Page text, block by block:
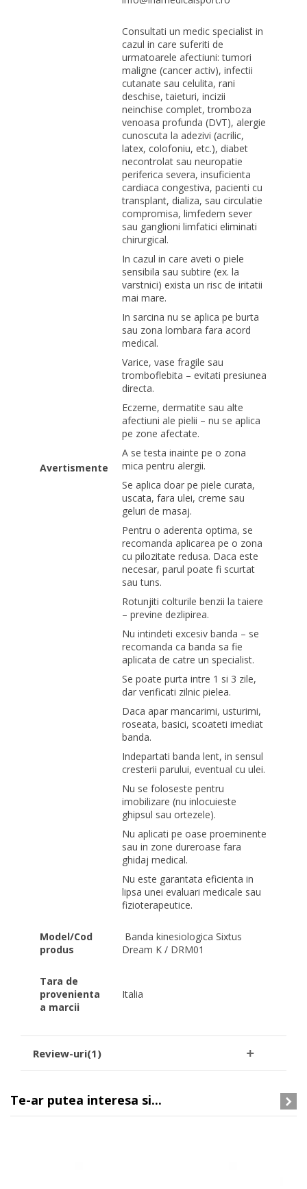
Avertismente
Consultati un medic specialist in
cazul in care suferiti de
urmatoarele afectiuni: tumori
maligne (cancer activ), infectii
cutanate sau celulita, rani
deschise, taieturi, incizii
neinchise complet, tromboza
venoasa profunda (DVT), alergie
cunoscuta la adezivi (acrilic,
latex, colofoniu, etc.), diabet
necontrolat sau neuropatie
periferica severa, insuficienta
cardiaca congestiva, pacienti cu
transplant, dializa, sau circulatie
compromisa, limfedem sever
sau ganglioni limfatici eliminati
chirurgical.
In cazul in care aveti o piele
sensibila sau subtire (ex. la
varstnici) exista un risc de iritatii
mai mare.
In sarcina nu se aplica pe burta
sau zona lombara fara acord
medical.
Varice, vase fragile sau
tromboflebita – evitati presiunea
directa.
Eczeme, dermatite sau alte
afectiuni ale pielii – nu se aplica
pe zone afectate.
A se testa inainte pe o zona
mica pentru alergii.
Se aplica doar pe piele curata,
uscata, fara ulei, creme sau
geluri de masaj.
Pentru o aderenta optima, se
recomanda aplicarea pe o zona
cu pilozitate redusa. Daca este
necesar, parul poate fi scurtat
sau tuns.
Rotunjiti colturile benzii la taiere
– previne dezlipirea.
Nu intindeti excesiv banda – se
recomanda ca banda sa fie
aplicata de catre un specialist.
Se poate purta intre 1 si 3 zile,
dar verificati zilnic pielea.
Daca apar mancarimi, usturimi,
roseata, basici, scoateti imediat
banda.
Indepartati banda lent, in sensul
cresterii parului, eventual cu ulei.
Nu se foloseste pentru
imobilizare (nu inlocuieste
ghipsul sau ortezele).
Nu aplicati pe oase proeminente
sau in zone dureroase fara
ghidaj medical.
Nu este garantata eficienta in
lipsa unei evaluari medicale sau
fizioterapeutice.
Model/Cod
produs
Banda kinesiologica Sixtus
Dream K / DRM01
Tara de
provenienta
a marcii
Italia
Review-uri(1)
Te-ar putea interesa si...